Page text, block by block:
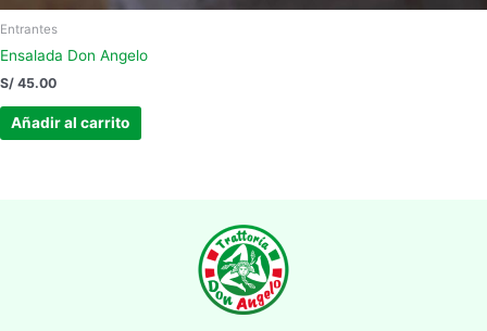
Entrantes
Ensalada Don Angelo
S/ 45.00
Añadir al carrito